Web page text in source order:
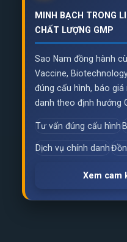
MINH BẠCH TRONG
CHẤT LƯỢNG GMP
Sao Nam đồng hành
Vaccine,
đúng cấu hình, báo
danh theo định hướng
Tư vấn đúng cấu hình
Dịch vụ chính danh
Xem cam